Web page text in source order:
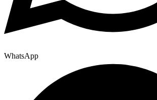
WhatsApp